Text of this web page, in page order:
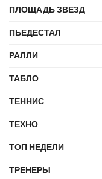
ПЛОЩАДЬ ЗВЕЗД
ПЬЕДЕСТАЛ
РАЛЛИ
ТАБЛО
ТЕННИС
ТЕХНО
ТОП НЕДЕЛИ
ТРЕНЕРЫ